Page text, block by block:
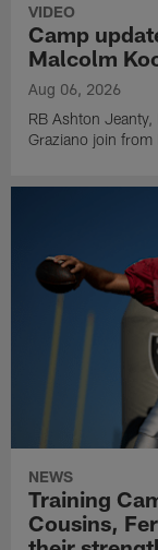
VIDEO
Camp
Malcolm
Aug 06, 2026
RB Ashton
Graziano join
NEWS
Training
Cousins,